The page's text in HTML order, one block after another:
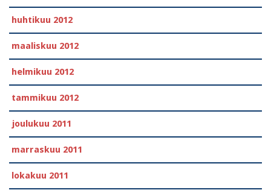
huhtikuu 2012
maaliskuu 2012
helmikuu 2012
tammikuu 2012
joulukuu 2011
marraskuu 2011
lokakuu 2011